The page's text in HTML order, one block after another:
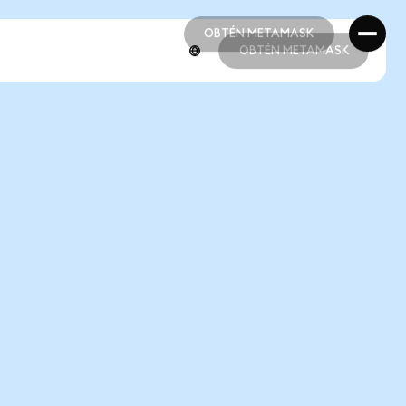
OBTÉN METAMASK
OBTÉN METAMASK
OBTÉN METAMASK